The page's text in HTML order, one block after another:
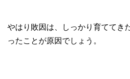
やはり敗因は、しっかり育ててき
ったことが原因でしょう。